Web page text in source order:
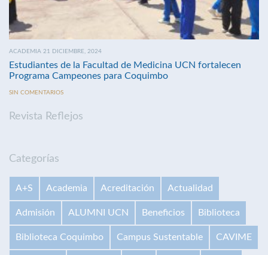
ACADEMIA 21 DICIEMBRE, 2024
Estudiantes de la Facultad de Medicina UCN fortalecen
Programa Campeones para Coquimbo
SIN COMENTARIOS
Revista Reflejos
Categorías
A+S Academia Acreditación Actualidad
Admisión ALUMNI UCN Beneficios Biblioteca
Biblioteca Coquimbo Campus Sustentable CAVIME